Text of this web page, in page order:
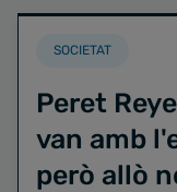
SOCIETAT
Peret
van amb
però allò